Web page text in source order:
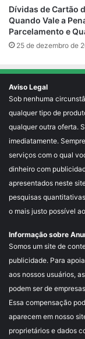
Dívidas de Cartão
Quando Vale a
Parcelamento e
25 de dezembro de
Aviso Legal
Sob nenhuma
qualquer tipo de
qualquer outra oferta.
imediatamente.
serviços com o qual
dinheiro com
apresentados neste
pesquisas
o mais justo possível
Informação sobre
Somos um site de
publicidade. Para
aos nossos usuários,
podem ser de
Essa compensação
aparecem em nosso
proprietários e dados